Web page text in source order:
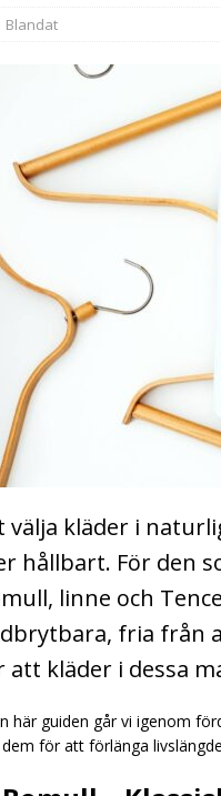
Blandat
välja kläder i
hållbart. För den
linne och
fria från
att kläder i dessa
här guiden går vi igenom
för att förlänga